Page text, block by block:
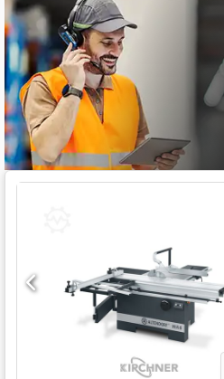
mm, manuel olarak ayarlanabilir
Çıkarma bağlantısı üst/alt 50/